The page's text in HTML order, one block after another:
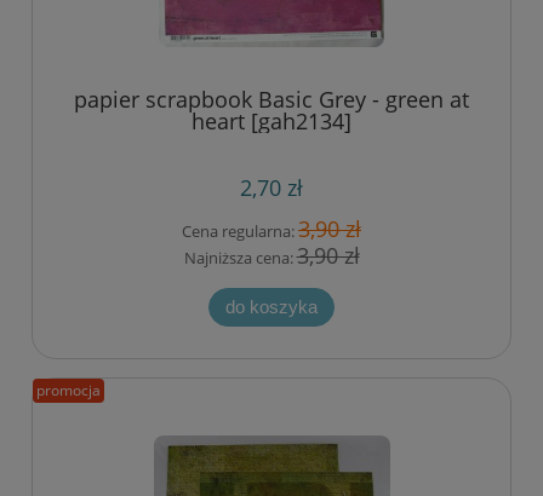
papier scrapbook Basic Grey - green at
heart [gah2134]
2,70 zł
Cena regularna:3,90 zł
Najniższa cena:3,90 zł
do koszyka
promocja